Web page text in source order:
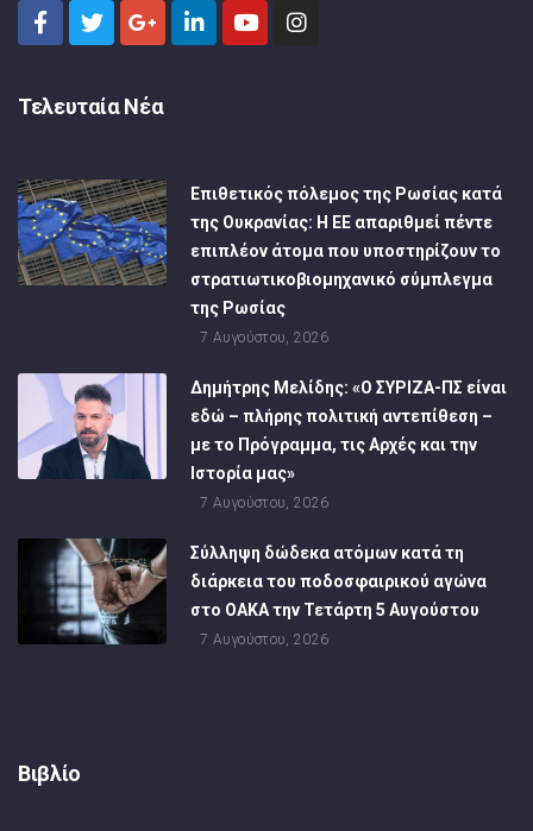
Τελευταία Νέα
Επιθετικός πόλεμος της Ρωσίας κατά
της Ουκρανίας: Η ΕΕ απαριθμεί πέντε
επιπλέον άτομα που υποστηρίζουν το
στρατιωτικοβιομηχανικό σύμπλεγμα
της Ρωσίας
7 Αυγούστου, 2026
Δημήτρης Μελίδης: «Ο ΣΥΡΙΖΑ-ΠΣ είναι
εδώ – πλήρης πολιτική αντεπίθεση –
με το Πρόγραμμα, τις Αρχές και την
Ιστορία μας»
7 Αυγούστου, 2026
Σύλληψη δώδεκα ατόμων κατά τη
διάρκεια του ποδοσφαιρικού αγώνα
στο ΟΑΚΑ την Τετάρτη 5 Αυγούστου
7 Αυγούστου, 2026
Βιβλίο